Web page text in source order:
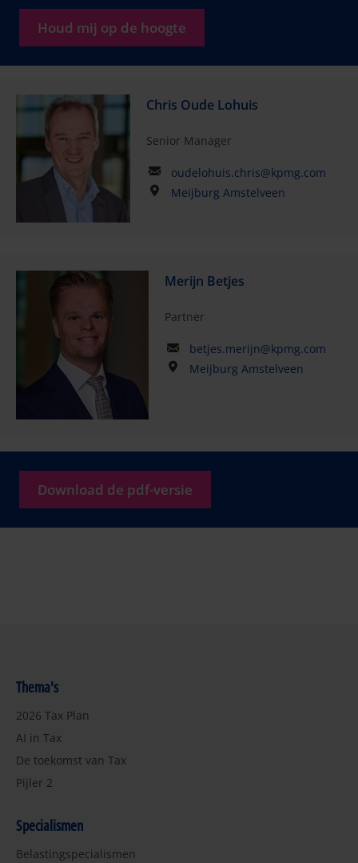
Houd mij op de hoogte
Chris Oude Lohuis
Senior Manager
oudelohuis.chris@kpmg.com
Meijburg Amstelveen
Merijn Betjes
Partner
betjes.merijn@kpmg.com
Meijburg Amstelveen
Download de pdf-versie
Thema's
2026 Tax Plan
AI in Tax
De toekomst van Tax
Pijler 2
Specialismen
Belastingspecialismen